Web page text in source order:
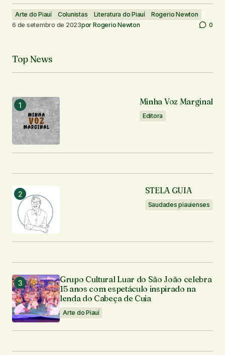
Arte do Piauí Colunistas Literatura do Piauí
Rogerio Newton
6 de setembro de 2023por Rogerio Newton 0
Top News
Minha Voz Marginal
Editora
STELA GUIA
Saudades piauienses
Grupo Cultural Luar do São João celebra
15 anos com espetáculo inspirado na
lenda do Cabeça de Cuia
Arte do Piauí